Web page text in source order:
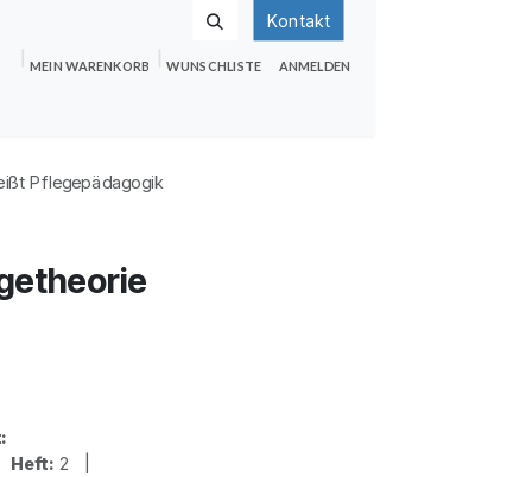
Kontakt
MEIN WARENKORB WUNSCHLISTE ANMELDEN
Pflegepädagogik
Heft: 2 |